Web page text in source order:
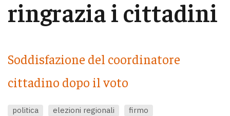
ringrazia i cittadini
Soddisfazione del coordinatore
cittadino dopo il voto
politica elezioni regionali
firmo